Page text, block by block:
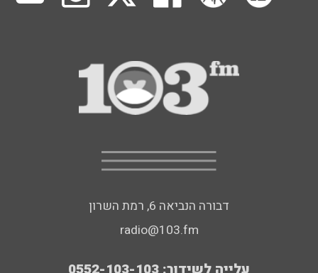
דבורה הנביאה 6, רמת השרון
radio@103.fm